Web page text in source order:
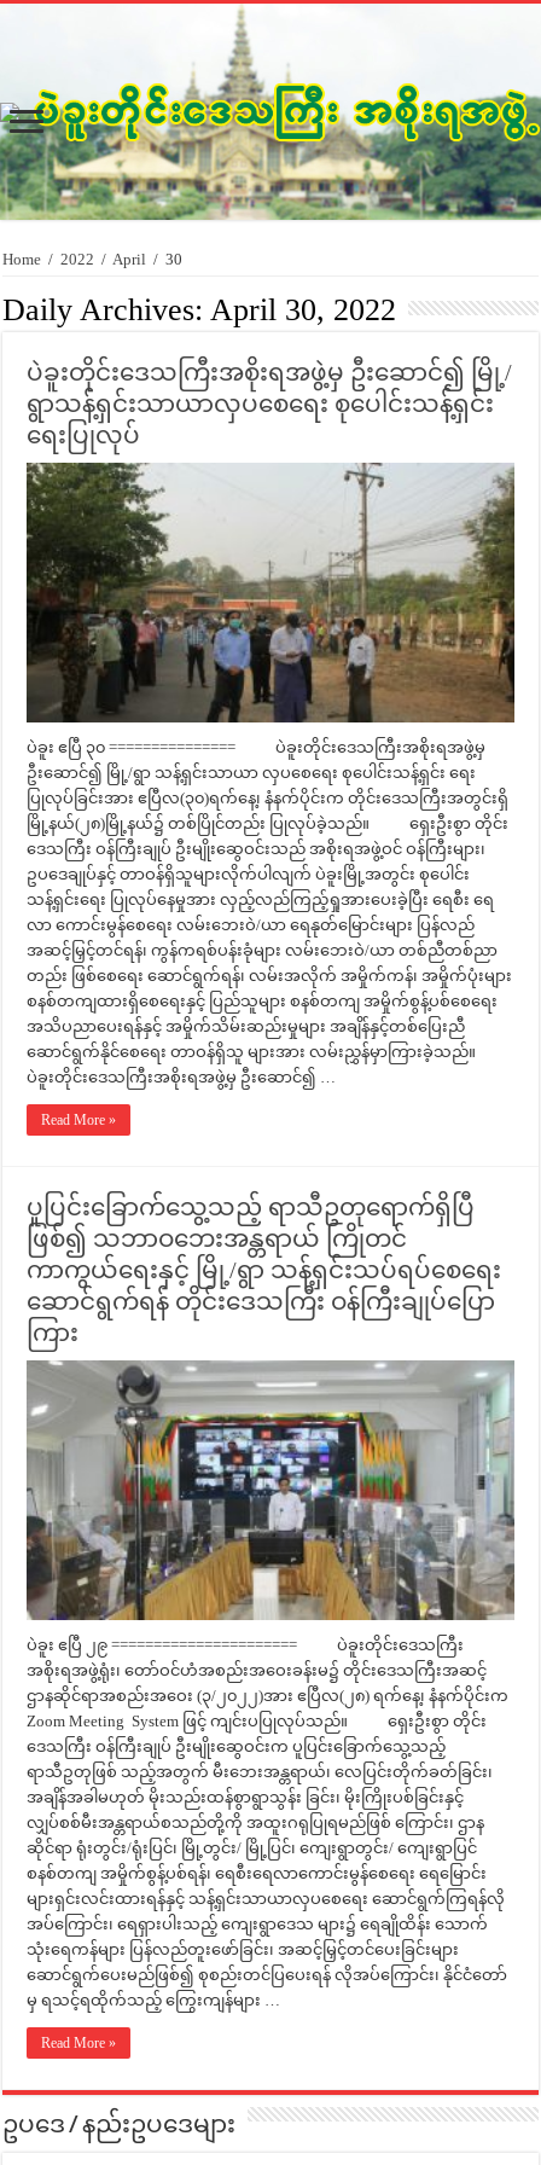
Home / 2022 / April / 30
Daily Archives:April 30, 2022
ပဲခူးတိုင်းဒေသကြီးအစိုးရအဖွဲ့မှ ဦးဆောင်၍ မြို့/
ရွာသန့်ရှင်းသာယာလှပစေရေး စုပေါင်းသန့်ရှင်း
ရေးပြုလုပ်
ပဲခူး ဧပြီ ၃၀ =============== ပဲခူးတိုင်းဒေသကြီးအစိုးရအဖွဲ့မှ
ဦးဆောင်၍ မြို့/ရွာ သန့်ရှင်းသာယာ လှပစေရေး စုပေါင်းသန့်ရှင်း ရေး
ပြုလုပ်ခြင်းအား ဧပြီလ(၃၀)ရက်နေ့၊ နံနက်ပိုင်းက တိုင်းဒေသကြီးအတွင်းရှိ
မြို့နယ်(၂၈)မြို့နယ်၌ တစ်ပြိုင်တည်း ပြုလုပ်ခဲ့သည်။ ရှေးဦးစွာ တိုင်း
ဒေသကြီး ဝန်ကြီးချုပ် ဦးမျိုးဆွေဝင်းသည် အစိုးရအဖွဲ့ဝင် ဝန်ကြီးများ၊
ဥပဒေချုပ်နှင့် တာဝန်ရှိသူများလိုက်ပါလျက် ပဲခူးမြို့အတွင်း စုပေါင်း
သန့်ရှင်းရေး ပြုလုပ်နေမှုအား လှည့်လည်ကြည့်ရှုအားပေးခဲ့ပြီး ရေစီး ရေ
လာ ကောင်းမွန်စေရေး လမ်းဘေးဝဲ/ယာ ရေနုတ်မြောင်းများ ပြန်လည်
အဆင့်မြှင့်တင်ရန်၊ ကွန်ကရစ်ပန်းခုံများ လမ်းဘေးဝဲ/ယာ တစ်ညီတစ်ညာ
တည်း ဖြစ်စေရေး ဆောင်ရွက်ရန်၊ လမ်းအလိုက် အမှိုက်ကန်၊ အမှိုက်ပုံးများ
စနစ်တကျထားရှိစေရေးနှင့် ပြည်သူများ စနစ်တကျ အမှိုက်စွန့်ပစ်စေရေး
အသိပညာပေးရန်နှင့် အမှိုက်သိမ်းဆည်းမှုများ အချိန်နှင့်တစ်ပြေးညီ
ဆောင်ရွက်နိုင်စေရေး တာဝန်ရှိသူ များအား လမ်းညွှန်မှာကြားခဲ့သည်။
ပဲခူးတိုင်းဒေသကြီးအစိုးရအဖွဲ့မှ ဦးဆောင်၍ …
Read More »
ပူပြင်းခြောက်သွေ့သည့် ရာသီဥတုရောက်ရှိပြီ
ဖြစ်၍ သဘာဝဘေးအန္တရာယ် ကြိုတင်
ကာကွယ်ရေးနှင့် မြို့/ရွာ သန့်ရှင်းသပ်ရပ်စေရေး
ဆောင်ရွက်ရန် တိုင်းဒေသကြီး ဝန်ကြီးချုပ်ပြော
ကြား
ပဲခူး ဧပြီ ၂၉ ====================== ပဲခူးတိုင်းဒေသကြီး
အစိုးရအဖွဲ့ရုံး၊ တော်ဝင်ဟံအစည်းအဝေးခန်းမ၌ တိုင်းဒေသကြီးအဆင့်
ဌာနဆိုင်ရာအစည်းအဝေး (၃/၂၀၂၂)အား ဧပြီလ(၂၈) ရက်နေ့၊ နံနက်ပိုင်းက
Zoom Meeting System ဖြင့် ကျင်းပပြုလုပ်သည်။ ရှေးဦးစွာ တိုင်း
ဒေသကြီး ဝန်ကြီးချုပ် ဦးမျိုးဆွေဝင်းက ပူပြင်းခြောက်သွေ့သည့်
ရာသီဥတုဖြစ် သည့်အတွက် မီးဘေးအန္တရာယ်၊ လေပြင်းတိုက်ခတ်ခြင်း၊
အချိန်အခါမဟုတ် မိုးသည်းထန်စွာရွာသွန်း ခြင်း၊ မိုးကြိုးပစ်ခြင်းနှင့်
လျှပ်စစ်မီးအန္တရာယ်စသည်တို့ကို အထူးဂရုပြုရမည်ဖြစ် ကြောင်း၊ ဌာန
ဆိုင်ရာ ရုံးတွင်း/ရုံးပြင်၊ မြို့တွင်း/ မြို့ပြင်၊ ကျေးရွာတွင်း/ ကျေးရွာပြင်
စနစ်တကျ အမှိုက်စွန့်ပစ်ရန်၊ ရေစီးရေလာကောင်းမွန်စေရေး ရေမြောင်း
များရှင်းလင်းထားရန်နှင့် သန့်ရှင်းသာယာလှပစေရေး ဆောင်ရွက်ကြရန်လို
အပ်ကြောင်း၊ ရေရှားပါးသည့် ကျေးရွာဒေသ များ၌ ရေချိုထိန်း သောက်
သုံးရေကန်များ ပြန်လည်တူးဖော်ခြင်း၊ အဆင့်မြှင့်တင်ပေးခြင်းများ
ဆောင်ရွက်ပေးမည်ဖြစ်၍ စုစည်းတင်ပြပေးရန် လိုအပ်ကြောင်း၊ နိုင်ငံတော်
မှ ရသင့်ရထိုက်သည့် ကြွေးကျန်များ …
Read More »
ဥပဒေ / နည်းဥပဒေများ